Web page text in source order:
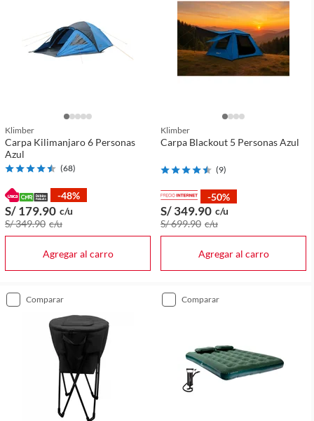
Klimber
Carpa Kilimanjaro 6 Personas
Azul
(68)
-48%
S/ 179.90 c/u
S/ 349.90 c/u
Agregar al carro
Klimber
Carpa Blackout 5 Personas Azul
(9)
-50%
S/ 349.90 c/u
S/ 699.90 c/u
Agregar al carro
comparar comparar